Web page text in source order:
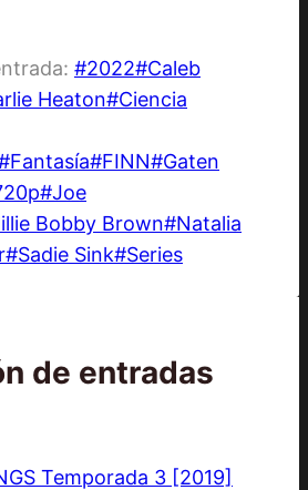
#2022#Caleb
Heaton#Ciencia
Fantasía#FINN#Gaten
#Joe
Bobby Brown#Natalia
#Sadie Sink#Series
de entradas
Temporada 3 [2019]